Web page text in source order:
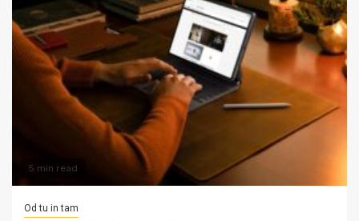
5 min read
Od tu in tam